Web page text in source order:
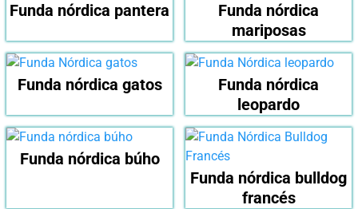
Funda nórdica pantera
Funda nórdica
mariposas
Funda nórdica gatos
Funda nórdica
leopardo
Funda nórdica búho
Funda nórdica bulldog
francés